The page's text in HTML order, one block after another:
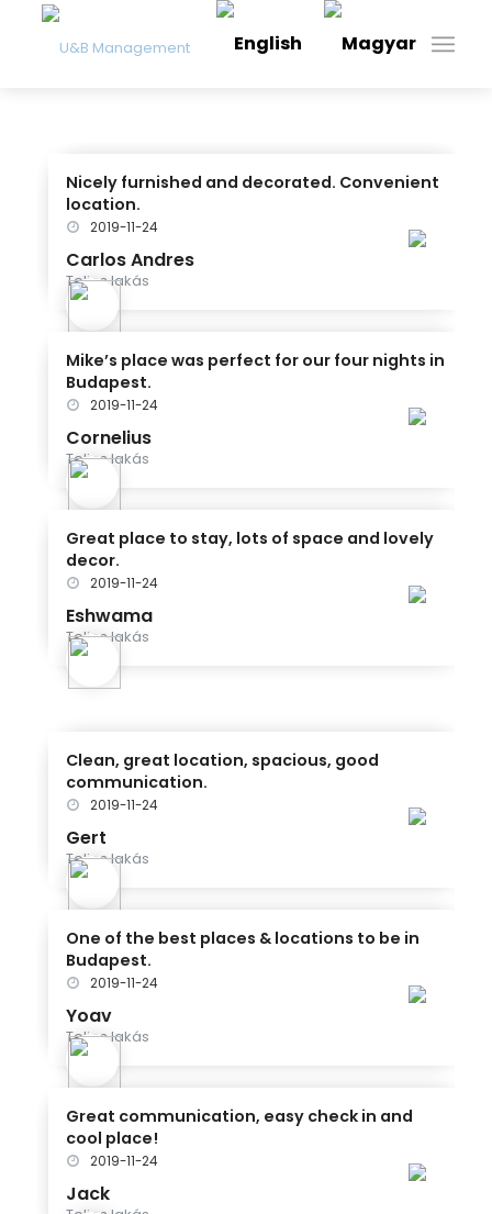
Nicely furnished and decorated. Convenient
location.
2019-11-24
Carlos Andres
Teljes lakás
Mike’s place was perfect for our four nights in
Budapest.
2019-11-24
Cornelius
Teljes lakás
Great place to stay, lots of space and lovely
decor.
2019-11-24
Eshwama
Teljes lakás
Clean, great location, spacious, good
communication.
2019-11-24
Gert
Teljes lakás
One of the best places & locations to be in
Budapest.
2019-11-24
Yoav
Teljes lakás
Great communication, easy check in and
cool place!
2019-11-24
Jack